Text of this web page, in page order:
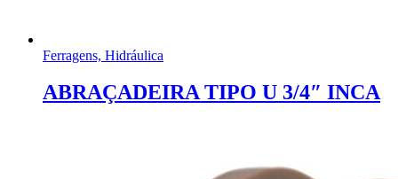
Ferragens, Hidráulica
ABRAÇADEIRA TIPO U 3/4″ INCA